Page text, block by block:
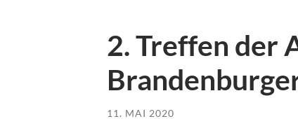
2. Treffen der
11. MAI 2020